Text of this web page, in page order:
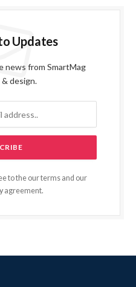
Updates
from SmartMag
design.
to the our terms and our
agreement.